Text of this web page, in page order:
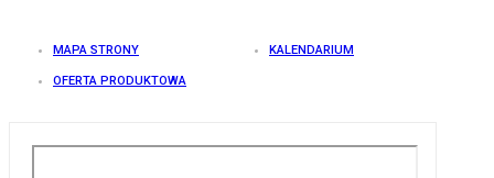
MAPA STRONY KALENDARIUM
OFERTA PRODUKTOWA